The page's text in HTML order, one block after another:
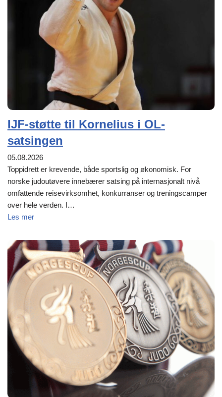
IJF-støtte til Kornelius i OL-
satsingen
05.08.2026
Toppidrett er krevende, både sportslig og økonomisk. For
norske judoutøvere innebærer satsing på internasjonalt nivå
omfattende reisevirksomhet, konkurranser og treningscamper
over hele verden. I…
Les mer